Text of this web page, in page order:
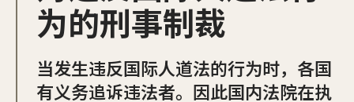
为的刑事制裁
当发生违反国际人道法的行为时，各国
有义务追诉违法者。因此国内法院在执